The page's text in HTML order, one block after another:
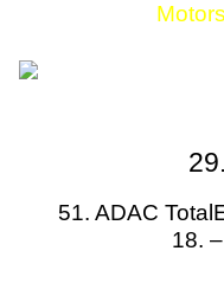
51. ADAC
18.